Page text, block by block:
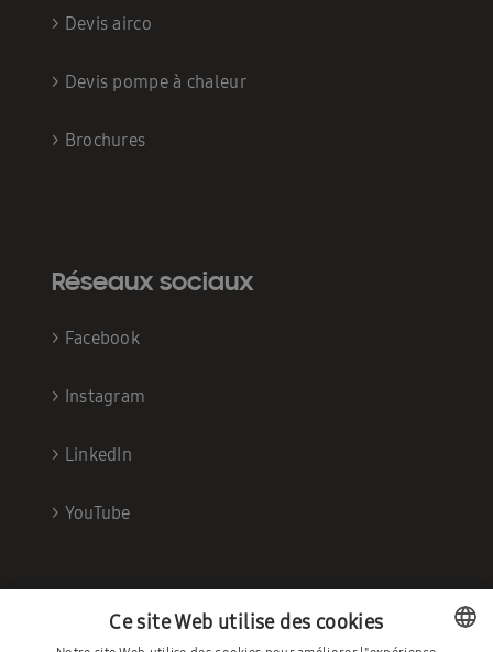
> Devis airco
> Devis pompe à chaleur
> Brochures
Réseaux sociaux
> Facebook
> Instagram
> LinkedIn
> YouTube
Ce site Web utilise des cookies